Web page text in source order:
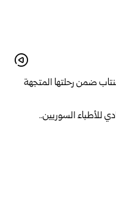
ضمن رحلتها المتجهة